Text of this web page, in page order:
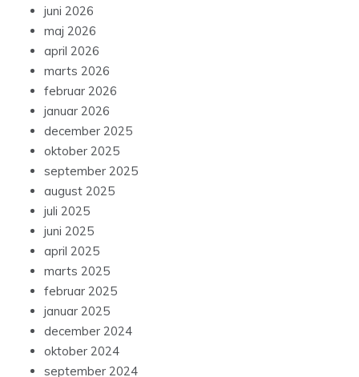
juni 2026
maj 2026
april 2026
marts 2026
februar 2026
januar 2026
december 2025
oktober 2025
september 2025
august 2025
juli 2025
juni 2025
april 2025
marts 2025
februar 2025
januar 2025
december 2024
oktober 2024
september 2024